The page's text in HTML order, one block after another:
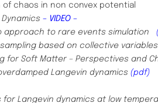
chaos in non convex potential
– VIDEO –
approach to rare events simulation
based on collective
for Soft Matter – Perspectives and
Langevin dynamics (pdf)
for Langevin dynamics at low